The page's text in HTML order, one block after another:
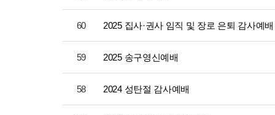
60 2025 집사·권사 임직 및 장로 은퇴 감사예배
59 2025 송구영신예배
58 2024 성탄절 감사예배